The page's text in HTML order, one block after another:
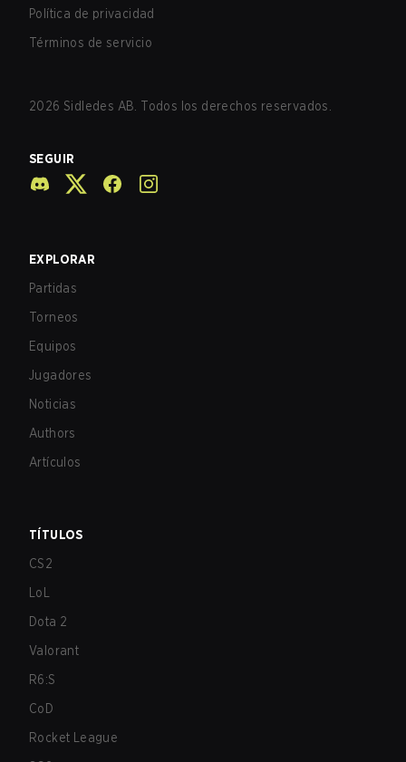
Política de privacidad
Términos de servicio
2026 Sidledes AB. Todos los derechos reservados.
SEGUIR
EXPLORAR
Partidas
Torneos
Equipos
Jugadores
Noticias
Authors
Artículos
TÍTULOS
CS2
LoL
Dota 2
Valorant
R6:S
CoD
Rocket League